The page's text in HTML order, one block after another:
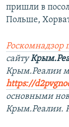
пришли в
Польше,
Роскомнадзор
сайту
Крым.Реалии
https://
основными
Крым.Реалии.